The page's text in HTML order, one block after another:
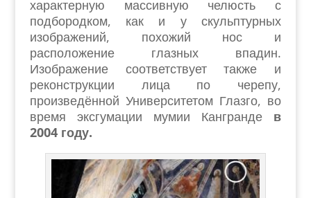
характерную массивную челюсть с
подбородком, как и у скульптурных
изображений, похожий нос и
расположение глазных впадин.
Изображение соответствует также и
реконструкции лица по черепу,
произведённой Университетом Глазго, во
время эксгумации мумии Кангранде в
2004 году.